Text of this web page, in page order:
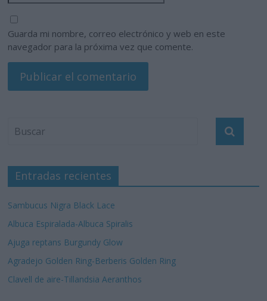
Guarda mi nombre, correo electrónico y web en este
navegador para la próxima vez que comente.
Entradas recientes
Sambucus Nigra Black Lace
Albuca Espiralada-Albuca Spiralis
Ajuga reptans Burgundy Glow
Agradejo Golden Ring-Berberis Golden Ring
Clavell de aire-Tillandsia Aeranthos